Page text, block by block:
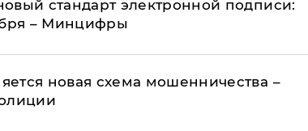
стандарт электронной подписи:
– Минцифры
новая схема мошенничества –